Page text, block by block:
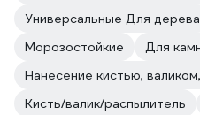
Универсальные Для дерева
Морозостойкие
Для
Кисть/валик/распылитель